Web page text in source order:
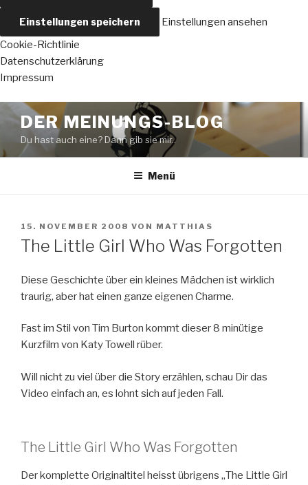
Einstellungen speichern
Einstellungen ansehen
Cookie-Richtlinie
Datenschutzerklärung
Impressum
Zum
Inhalt
springen
DER MEINUNGS-BLOG
Du hast auch eine? Dann gib sie mir..
Menü
VERÖFFENTLICHT
AM
15. NOVEMBER 2008 VON MATTHIAS
The Little Girl Who Was Forgotten
Diese Geschichte über ein kleines Mädchen ist wirklich
traurig, aber hat einen ganze eigenen Charme.
Fast im Stil von Tim Burton kommt dieser 8 minütige
Kurzfilm von Katy Towell rüber.
Will nicht zu viel über die Story erzählen, schau Dir das
Video einfach an, es lohnt sich auf jeden Fall.
The Little Girl Who Was Forgotten
Der komplette Originaltitel heisst übrigens „The Little Girl